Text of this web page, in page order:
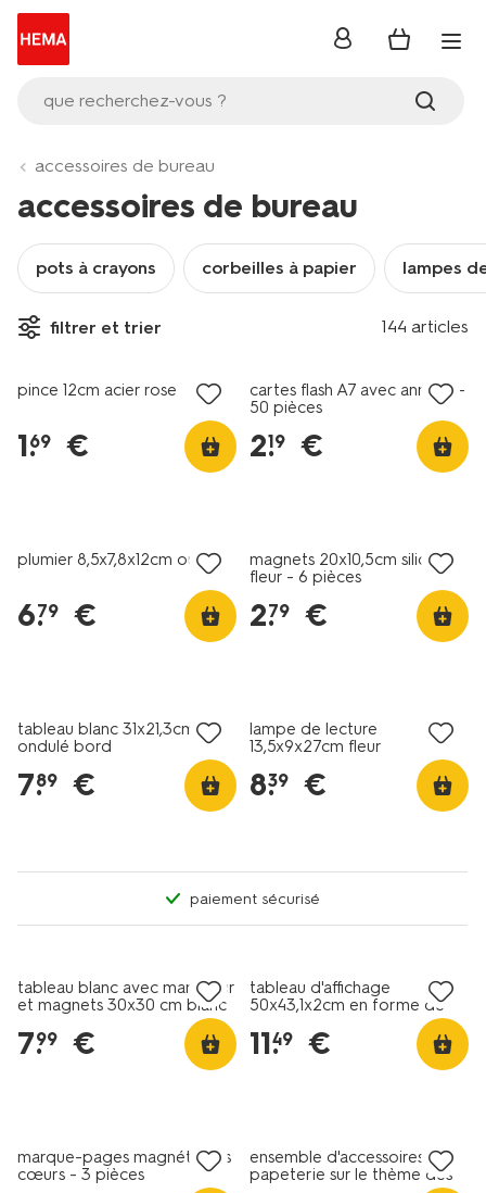
que recherchez-vous ?
se
accessoires de bureau
accessoires de bureau
pots à crayons corbeilles à papier lampes
filtrer et trier 144 articles
nouveau
pince 12cm acier rose
1.
69 €
cartes flash A7 avec anneau -
50 pièces
2.
19 €
plumier 8,5x7,8x12cm ours
6.
79 €
magnets 20x10,5cm silicone
fleur - 6 pièces
2.
79 €
tableau blanc 31x21,3cm
ondulé bord
7.
89 €
lampe de lecture
13,5x9x27cm fleur
8.
39 €
paiement sécurisé
tableau blanc avec marqueur
et magnets 30x30 cm blanc
7.
99 €
tableau d'affichage
50x43,1x2cm en forme de
11.
49 €
marque-pages magnétiques
cœurs - 3 pièces
ensemble d'accessoires de
papeterie sur le thème des